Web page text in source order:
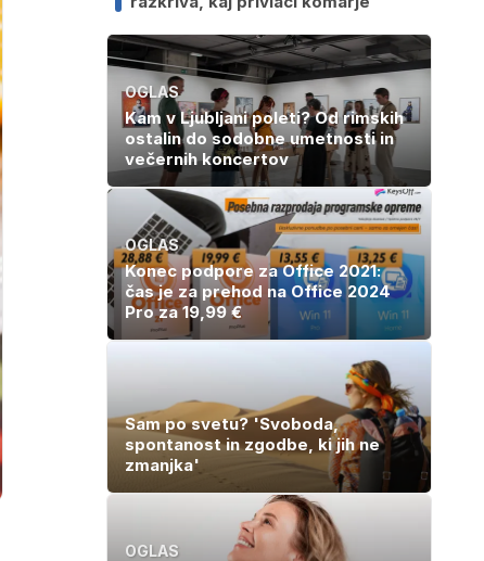
OGLAS
Kam v Ljubljani poleti? Od rimskih
ostalin do sodobne umetnosti in
večernih koncertov
OGLAS
Konec podpore za Office 2021:
čas je za prehod na Office 2024
Pro za 19,99 €
Sam po svetu? 'Svoboda,
spontanost in zgodbe, ki jih ne
zmanjka'
OGLAS